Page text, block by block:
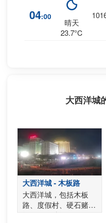
04:00
晴天
23.7°C
大西洋城
大西洋城 - 木板路
大西洋城，包括木板
路、度假村、硬石赌
场、海洋赌场、